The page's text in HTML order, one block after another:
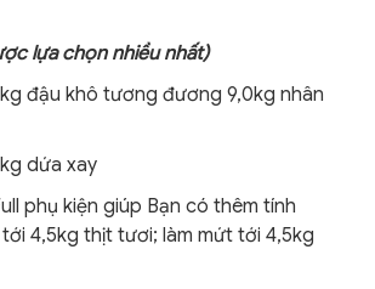
lựa chọn nhiều nhất)
đậu khô tương đương 9,0kg nhân
dứa xay
phụ kiện giúp Bạn có thêm tính
4,5kg thịt tươi; làm mứt tới 4,5kg